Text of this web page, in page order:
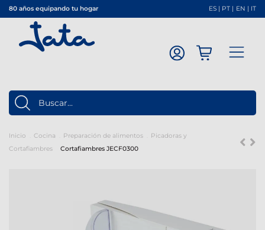
80 años equipando tu hogar ES | PT | EN | IT
Inicio Cocina Preparación de alimentos
Picadoras y
Cortafiambres
Cortafiambres JECF0300